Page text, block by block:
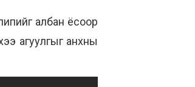
албан ёсоор
агуулгыг анхны